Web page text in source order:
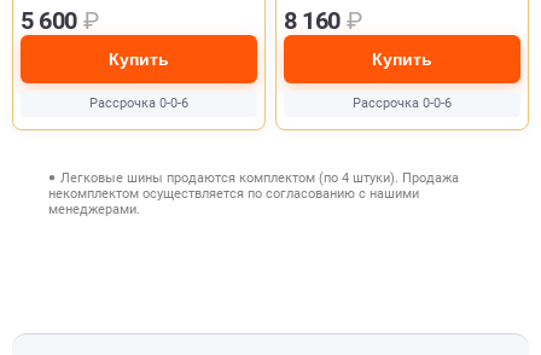
5 600 ₽
Купить
Рассрочка 0-0-6
8 160 ₽
Купить
Рассрочка 0-0-6
Легковые шины продаются комплектом (по 4 штуки). Продажа
некомплектом осуществляется по согласованию с нашими
менеджерами.